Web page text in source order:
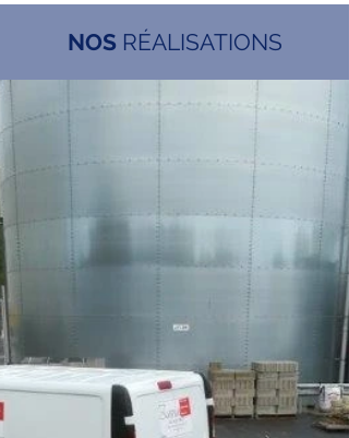
NOS RÉALISATIONS